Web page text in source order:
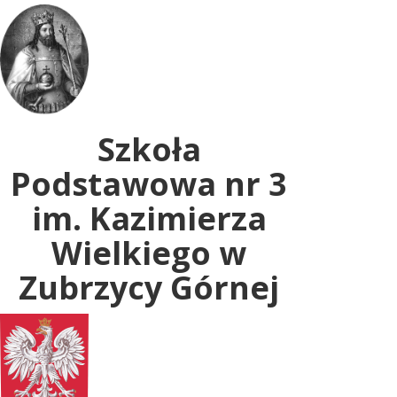
Uwaga:
ta
witryna
zawiera
system
dostępności.
Szkoła
Podstawowa nr 3
im. Kazimierza
Wielkiego w
Zubrzycy Górnej